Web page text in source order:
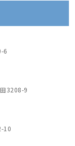
6
3208-9
10